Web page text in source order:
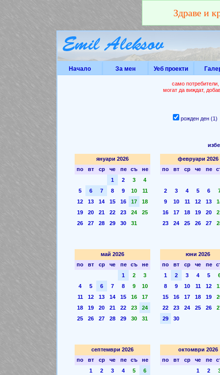
Здраве и
Начало За мен Уеб проекти
само
могат да виждат,
рожден ден
януари 2026
по
вт ср че пе съ
не
1
2 3
4
5
6 7 8 9 10
11
12
13 14 15 16 17
18
19
20 21 22 23 24
25
26
27 28 29 30 31
февруари 2026
по
вт ср че пе
2 3 4 5 6
9
10 11 12 13
16
17 18 19 20
23
24 25 26 27
май 2026
по
вт ср че пе съ
не
1
2
3
4
5 6 7 8 9
10
11
12 13 14 15 16
17
18
19 20 21 22 23
24
25
26 27 28 29 30 31
юни 2026
по
вт ср че пе
1
2 3 4 5
8
9 10 11 12
15
16 17 18 19
22
23 24 25 26
29
30
септември 2026
по
вт ср че пе съ
не
1
2 3 4 5
6
октомври 2026
по
вт ср че пе
1
2